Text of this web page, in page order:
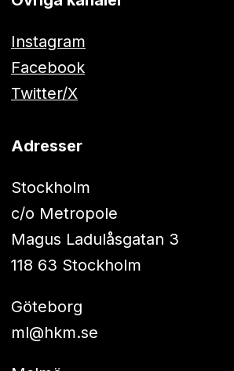
Instagram
Facebook
Twitter/X
Adresser
Stockholm
c/o Metropole
Magus Ladulåsgatan 3
118 63 Stockholm
Göteborg
ml@hkm.se